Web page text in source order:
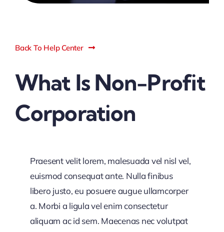
Back To Help Center
What Is Non-Profit
Corporation
Praesent velit lorem, malesuada vel nisl vel,
euismod consequat ante. Nulla finibus
libero justo, eu posuere augue ullamcorper
a. Morbi a ligula vel enim consectetur
aliquam ac id sem. Maecenas nec volutpat